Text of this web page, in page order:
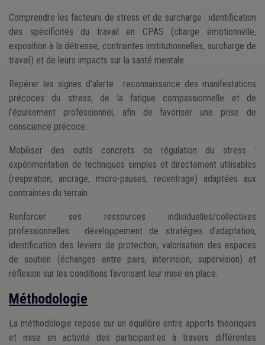
Comprendre les facteurs de stress et de surcharge : identification
des spécificités du travail en CPAS (charge émotionnelle,
exposition à la détresse, contraintes institutionnelles, surcharge de
travail) et de leurs impacts sur la santé mentale.
Repérer les signes d’alerte : reconnaissance des manifestations
précoces du stress, de la fatigue compassionnelle et de
l’épuisement professionnel, afin de favoriser une prise de
conscience précoce.
Mobiliser des outils concrets de régulation du stress :
expérimentation de techniques simples et directement utilisables
(respiration, ancrage, micro-pauses, recentrage) adaptées aux
contraintes du terrain.
Renforcer ses ressources individuelles/collectives
professionnelles : développement de stratégies d’adaptation,
identification des leviers de protection, valorisation des espaces
de soutien (échanges entre pairs, intervision, supervision) et
réflexion sur les conditions favorisant leur mise en place.
Méthodologie
La méthodologie repose sur un équilibre entre apports théoriques
et mise en activité des participant·es à travers différentes